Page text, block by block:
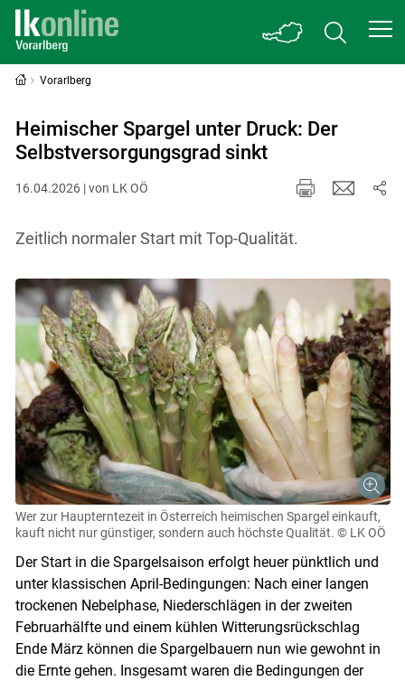
Skip to main content
Vorarlberg
Heimischer Spargel unter Druck: Der
Selbstversorgungsgrad sinkt
16.04.2026 | von LK OÖ
Zeitlich normaler Start mit Top-Qualität.
Wer zur Haupterntezeit in Österreich heimischen Spargel einkauft,
kauft nicht nur günstiger, sondern auch höchste Qualität. © LK OÖ
Der Start in die Spargelsaison erfolgt heuer pünktlich und
unter klassischen April-Bedingungen: Nach einer langen
trockenen Nebelphase, Niederschlägen in der zweiten
Februarhälfte und einem kühlen Witterungsrückschlag
Ende März können die Spargelbauern nun wie gewohnt in
die Ernte gehen. Insgesamt waren die Bedingungen der